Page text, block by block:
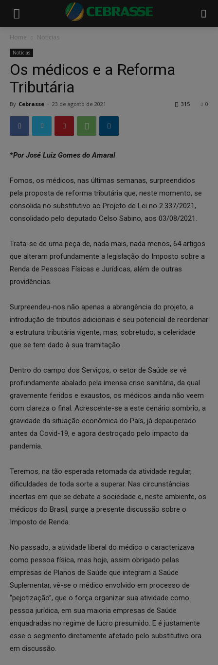
Home Notícias
Notícias
Os médicos e a Reforma
Tributária
By Cebrasse - 23 de agosto de 2021 0
315
*Por José Luiz Gomes do Amaral
Fomos, os médicos, nas últimas semanas, surpreendidos
pela proposta de reforma tributária que, neste momento, se
consolida no substitutivo ao Projeto de Lei no 2.337/2021,
consolidado pelo deputado Celso Sabino, aos 03/08/2021.
Trata-se de uma peça de, nada mais, nada menos, 64 artigos
que alteram profundamente a legislação do Imposto sobre a
Renda de Pessoas Físicas e Jurídicas, além de outras
providências.
Surpreendeu-nos não apenas a abrangência do projeto, a
introdução de tributos adicionais e seu potencial de reordenar
a estrutura tributária vigente, mas, sobretudo, a celeridade
que se tem dado à sua tramitação.
Dentro do campo dos Serviços, o setor de Saúde se vê
profundamente abalado pela imensa crise sanitária, da qual
gravemente feridos e exaustos, os médicos ainda não veem
com clareza o final. Acrescente-se a este cenário sombrio, a
gravidade da situação econômica do País, já depauperado
antes da Covid-19, e agora destroçado pelo impacto da
pandemia.
Teremos, na tão esperada retomada da atividade regular,
dificuldades de toda sorte a superar. Nas circunstâncias
incertas em que se debate a sociedade e, neste ambiente, os
médicos do Brasil, surge a presente discussão sobre o
Imposto de Renda.
No passado, a atividade liberal do médico o caracterizava
como pessoa física, mas hoje, assim obrigado pelas
empresas de Planos de Saúde que integram a Saúde
Suplementar, vê-se o médico envolvido em processo de
“pejotização”, que o força organizar sua atividade como
pessoa jurídica, em sua maioria empresas de Saúde
enquadradas no regime de lucro presumido. E é justamente
esse o segmento diretamente afetado pelo substitutivo ora
em discussão.